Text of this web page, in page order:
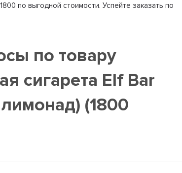
по выгодной стоимости. Успейте заказать по
по товару
сигарета Elf Bar
(1800